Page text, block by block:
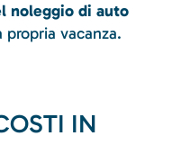
noleggio di auto
vacanza.
IN